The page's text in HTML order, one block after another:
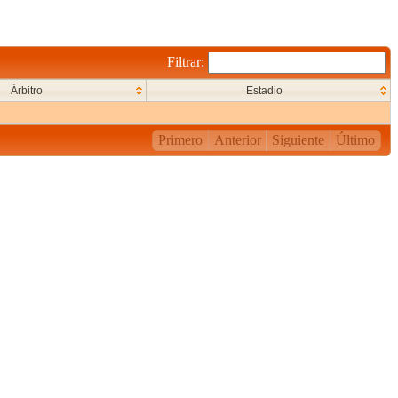
Filtrar:
Árbitro Estadio
Primero Anterior Siguiente Último